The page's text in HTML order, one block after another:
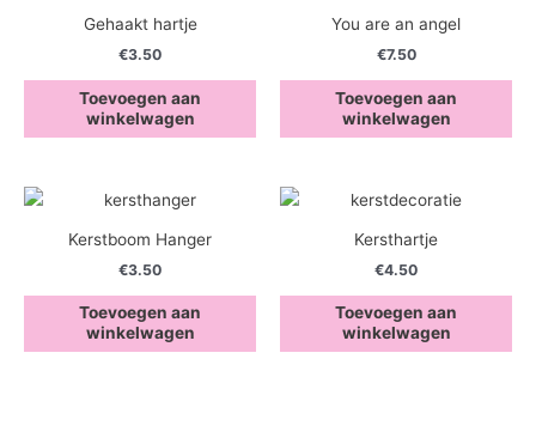
Gehaakt hartje
€3.50
Toevoegen aan
winkelwagen
You are an angel
€7.50
Toevoegen aan
winkelwagen
Kerstboom Hanger
€3.50
Toevoegen aan
winkelwagen
Kersthartje
€4.50
Toevoegen aan
winkelwagen